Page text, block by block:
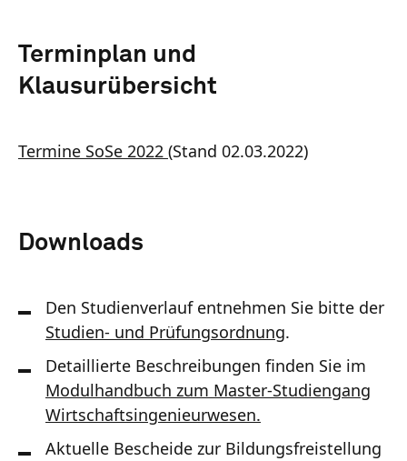
Terminplan und
Klausurübersicht
Termine SoSe 2022 (Stand 02.03.2022)
Downloads
Den Studienverlauf entnehmen Sie bitte der
Studien- und Prüfungsordnung.
Detaillierte Beschreibungen finden Sie im
Modulhandbuch zum Master-Studiengang
Wirtschaftsingenieurwesen.
Aktuelle Bescheide zur Bildungsfreistellung